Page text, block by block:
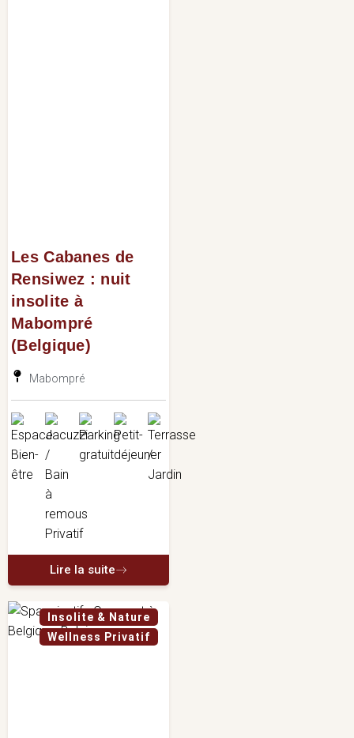
Les Cabanes de
Rensiwez : nuit
insolite à
Mabompré
(Belgique)
Mabompré
Lire la suite
Insolite & Nature
Wellness Privatif